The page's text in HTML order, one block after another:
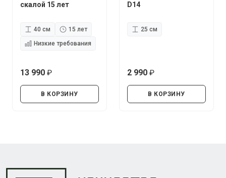
скалой 15 лет
40 см
15 лет
Низкие требования
13 990
В КОРЗИНУ
D14
25 см
2 990
В КОРЗИНУ